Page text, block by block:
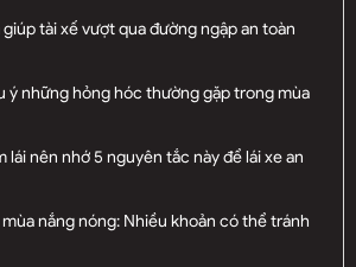
tài xế vượt qua đường ngập an toàn
ý những hỏng hóc thường gặp trong mùa
lái nên nhớ 5 nguyên tắc này để lái xe an
nắng nóng: Nhiều khoản có thể tránh